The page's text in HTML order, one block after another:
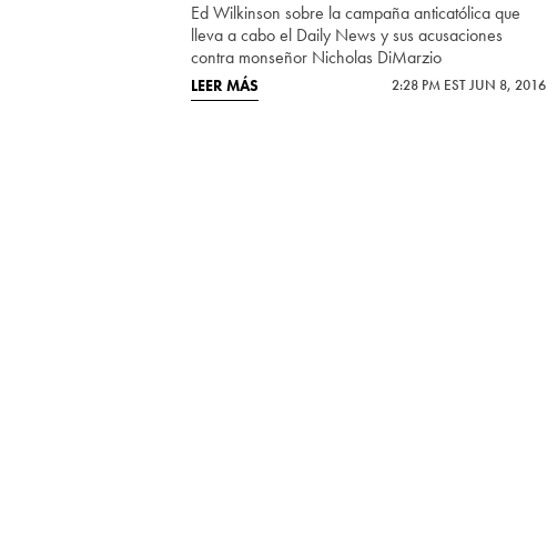
Ed Wilkinson sobre la campaña anticatólica que
lleva a cabo el Daily News y sus acusaciones
contra monseñor Nicholas DiMarzio
LEER MÁS 2:28 PM EST JUN 8, 2016